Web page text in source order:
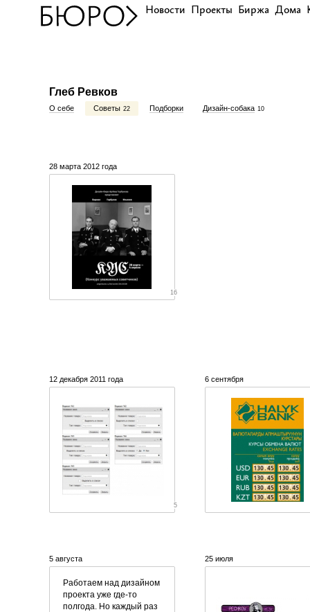
Новости Проекты Биржа Дома
Глеб Ревков
О себе Советы 22 Подборки Дизайн-собака 10
28 марта 2012 года
16
12 декабря 2011 года
5
6 сентября
5 августа
Работаем над дизайном
проекта уже где-то
полгода. Но каждый раз
25 июля